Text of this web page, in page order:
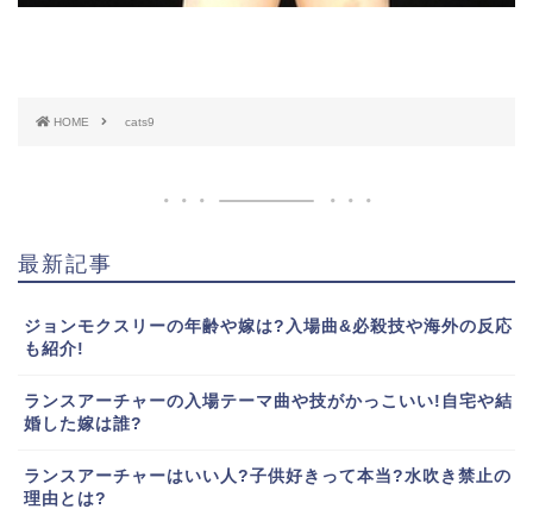
HOME cats9
最新記事
ジョンモクスリーの年齢や嫁は?入場曲&必殺技や海外の反応
も紹介!
ランスアーチャーの入場テーマ曲や技がかっこいい!自宅や結
婚した嫁は誰?
ランスアーチャーはいい人?子供好きって本当?水吹き禁止の
理由とは?